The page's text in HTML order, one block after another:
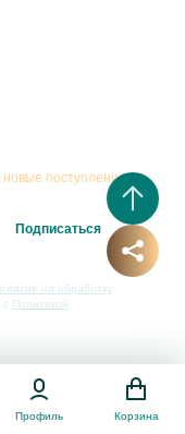
поступления...
на обработку
Политикой
Профиль Корзина